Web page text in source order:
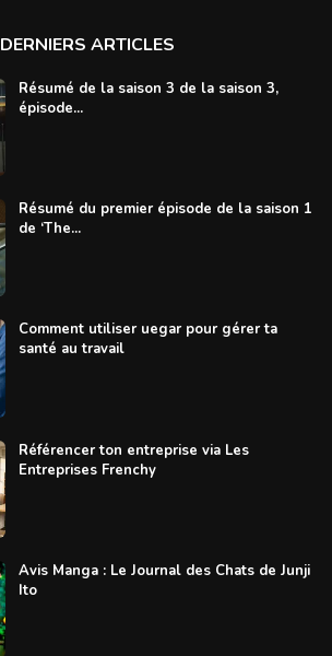
DERNIERS ARTICLES
Résumé de la saison 3 de la saison 3,
épisode...
Résumé du premier épisode de la saison 1
de ‘The...
Comment utiliser uegar pour gérer ta
santé au travail
Référencer ton entreprise via Les
Entreprises Frenchy
Avis Manga : Le Journal des Chats de Junji
Ito